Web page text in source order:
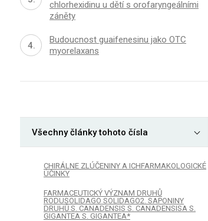
chlorhexidinu u dětí s orofaryngeálními
záněty
Budoucnost guaifenesinu jako OTC
myorelaxans
Všechny články tohoto čísla
CHIRÁLNE ZLÚČENINY A ICHFARMAKOLOGICKÉ
ÚČINKY
FARMACEUTICKÝ VÝZNAM DRUHŮ
RODUSOLIDAGO SOLIDAGO2. SAPONINY
DRUHŮ S. CANADENSIS S. CANADENSISA S.
GIGANTEA S. GIGANTEA*